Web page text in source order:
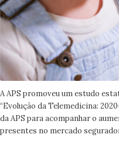
A APS promoveu um estudo
“Evolução da Telemedicina:
da APS para acompanhar o
presentes no mercado